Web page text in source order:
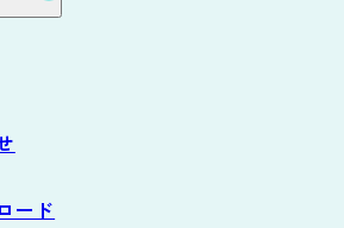
質問
ード